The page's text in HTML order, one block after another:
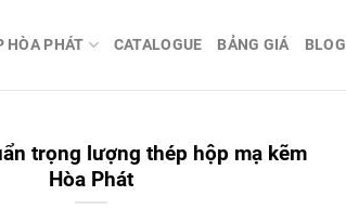
HÒA PHÁT CATALOGUE BẢNG GIÁ BLOG
trọng lượng thép hộp mạ kẽm
Hòa Phát